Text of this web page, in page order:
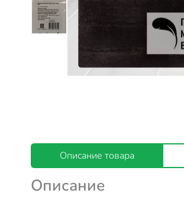
Описание товара
Описание